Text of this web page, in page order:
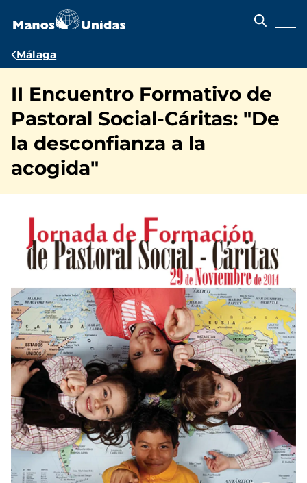
contenido
Ruta
navegación
Málaga
II Encuentro Formativo de
Pastoral Social-Cáritas: "De
la desconfianza a la
acogida"